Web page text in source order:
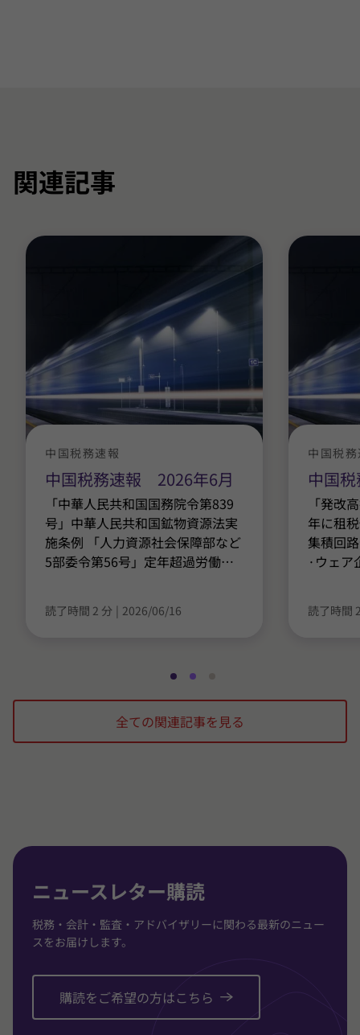
関連記事
中国税務速報 2026年6月
中国税務速報
「中華人民共和国国務院令第839
号」中華人民共和国鉱物資源法実
施条例 「人力資源社会保障部など
5部委令第56号」定年超過労働…
読了時間 2 分 | 2026/06/16
中国
中国税
「発改
年に租
集積回
·ウェア
読了時間
ス
ラ
イ
ド
ス
ラ
イ
ド
ラ
イ
ド
全ての関連記事を見る
ニュースレター購読
税務・会計・監査・アドバイザリーに関わる最新のニュー
スをお届けします。
購読をご希望の方はこちら